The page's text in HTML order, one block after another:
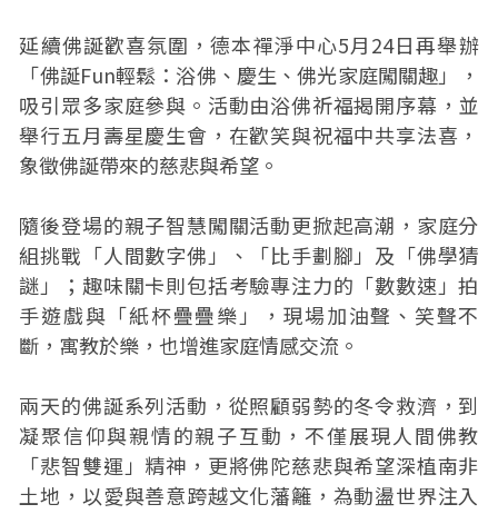
延續佛誕歡喜氛圍，德本禪淨中心5月24日再舉辦
「佛誕Fun輕鬆：浴佛、慶生、佛光家庭闖關趣」，
吸引眾多家庭參與。活動由浴佛祈福揭開序幕，並
舉行五月壽星慶生會，在歡笑與祝福中共享法喜，
象徵佛誕帶來的慈悲與希望。
隨後登場的親子智慧闖關活動更掀起高潮，家庭分
組挑戰「人間數字佛」、「比手劃腳」及「佛學猜
謎」；趣味關卡則包括考驗專注力的「數數速」拍
手遊戲與「紙杯疊疊樂」，現場加油聲、笑聲不
斷，寓教於樂，也增進家庭情感交流。
兩天的佛誕系列活動，從照顧弱勢的冬令救濟，到
凝聚信仰與親情的親子互動，不僅展現人間佛教
「悲智雙運」精神，更將佛陀慈悲與希望深植南非
土地，以愛與善意跨越文化藩籬，為動盪世界注入